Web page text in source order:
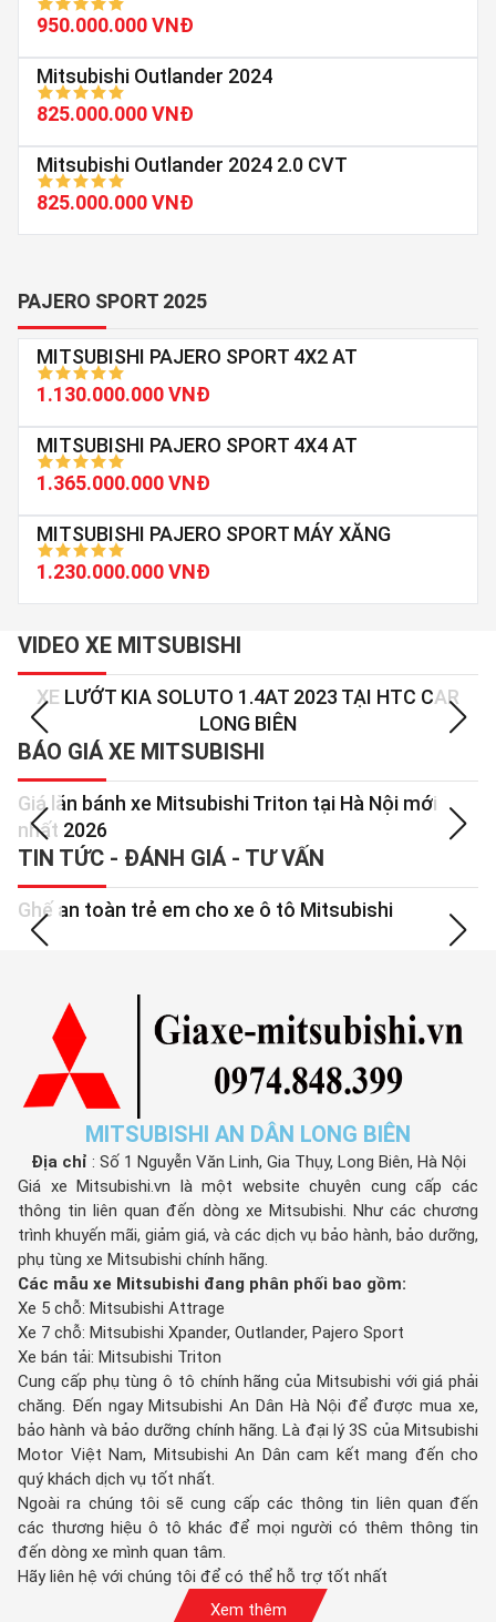
950.000.000 VNĐ
Mitsubishi Outlander 2024
825.000.000 VNĐ
Mitsubishi Outlander 2024 2.0 CVT
825.000.000 VNĐ
PAJERO SPORT 2025
MITSUBISHI PAJERO SPORT 4X2 AT
1.130.000.000 VNĐ
MITSUBISHI PAJERO SPORT 4X4 AT
1.365.000.000 VNĐ
MITSUBISHI PAJERO SPORT MÁY XĂNG
1.230.000.000 VNĐ
VIDEO XE MITSUBISHI
XE LƯỚT KIA SOLUTO 1.4AT 2023 TẠI HTC CAR
LONG BIÊN
BÁO GIÁ XE MITSUBISHI
Giá lăn bánh xe Mitsubishi Triton tại Hà Nội mới
nhất 2026
TIN TỨC - ĐÁNH GIÁ - TƯ VẤN
Ghế an toàn trẻ em cho xe ô tô Mitsubishi
MITSUBISHI AN DÂN LONG BIÊN
Địa chỉ : Số 1 Nguyễn Văn Linh, Gia Thụy, Long Biên, Hà Nội
Giá xe Mitsubishi.vn là một website chuyên cung cấp các
thông tin liên quan đến dòng xe Mitsubishi. Như các chương
trình khuyến mãi, giảm giá, và các dịch vụ bảo hành, bảo dưỡng,
phụ tùng xe Mitsubishi chính hãng.
Các mẫu xe Mitsubishi đang phân phối bao gồm:
Xe 5 chỗ: Mitsubishi Attrage
Xe 7 chỗ: Mitsubishi Xpander, Outlander, Pajero Sport
Xe bán tải: Mitsubishi Triton
Cung cấp phụ tùng ô tô chính hãng của Mitsubishi với giá phải
chăng. Đến ngay Mitsubishi An Dân Hà Nội để được mua xe,
bảo hành và bảo dưỡng chính hãng. Là đại lý 3S của Mitsubishi
Motor Việt Nam, Mitsubishi An Dân cam kết mang đến cho
quý khách dịch vụ tốt nhất.
Ngoài ra chúng tôi sẽ cung cấp các thông tin liên quan đến
các thương hiệu ô tô khác để mọi người có thêm thông tin
đến dòng xe mình quan tâm.
Hãy liên hệ với chúng tôi để có thể hỗ trợ tốt nhất
Xem thêm